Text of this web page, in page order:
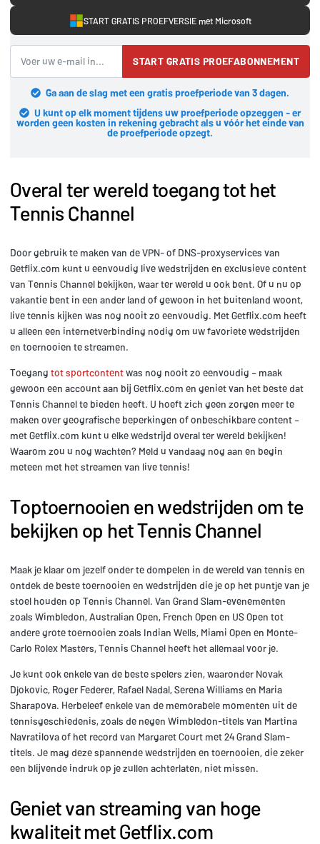
START GRATIS PROEFVERSIE met Microsoft
START GRATIS PROEFABONNEMENT
Ga aan de slag met een gratis proefperiode van 3 dagen.
U kunt op elk moment tijdens uw proefperiode opzeggen - er
worden geen kosten in rekening gebracht als u vóór het einde van
de proefperiode opzegt.
Overal ter wereld toegang tot het
Tennis Channel
Door gebruik te maken van de VPN- of DNS-proxyservices van
Getflix.com kunt u eenvoudig live wedstrijden en exclusieve content
van Tennis Channel bekijken, waar ter wereld u ook bent. Of u nu op
vakantie bent in een ander land of gewoon in het buitenland woont,
live tennis kijken was nog nooit zo eenvoudig. Met Getflix.com heeft
u alleen een internetverbinding nodig om uw favoriete wedstrijden
en toernooien te streamen.
Toegang tot sportcontentwas nog nooit zo eenvoudig – maak
gewoon een account aan bij Getflix.com en geniet van het beste dat
Tennis Channel te bieden heeft. U hoeft zich geen zorgen meer te
maken over geografische beperkingen of onbeschikbare content –
met Getflix.com kunt u elke wedstrijd overal ter wereld bekijken!
Waarom zou u nog wachten? Meld u vandaag nog aan en begin
meteen met het streamen van live tennis!
Toptoernooien en wedstrijden om te
bekijken op het Tennis Channel
Maak je klaar om jezelf onder te dompelen in de wereld van tennis en
ontdek de beste toernooien en wedstrijden die je op het puntje van je
stoel houden op Tennis Channel. Van Grand Slam-evenementen
zoals Wimbledon, Australian Open, French Open en US Open tot
andere grote toernooien zoals Indian Wells, Miami Open en Monte-
Carlo Rolex Masters, Tennis Channel heeft het allemaal voor je.
Je kunt ook enkele van de beste spelers zien, waaronder Novak
Djokovic, Roger Federer, Rafael Nadal, Serena Williams en Maria
Sharapova. Herbeleef enkele van de memorabele momenten uit de
tennisgeschiedenis, zoals de negen Wimbledon-titels van Martina
Navratilova of het record van Margaret Court met 24 Grand Slam-
titels. Je mag deze spannende wedstrijden en toernooien, die zeker
een blijvende indruk op je zullen achterlaten, niet missen.
Geniet van streaming van hoge
kwaliteit met Getflix.com